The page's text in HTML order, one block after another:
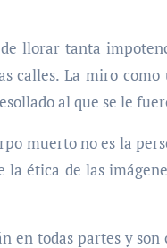
llorar tanta
calles. La miro
al que se le
muerto no es la
ética de las
en todas partes y